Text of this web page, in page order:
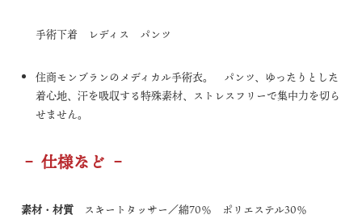
手術下着 レディス パンツ
住商モンブランのメディカル手術衣。 パンツ、ゆったりとした
着心地、汗を吸収する特殊素材、ストレスフリーで集中力を切ら
せません。
– 仕様など –
素材・材質
スキートタッサー／綿70％ ポリエステル30％